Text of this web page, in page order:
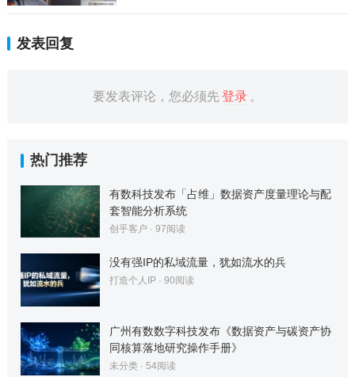
发表回复
要发表评论，您必须先登录 。
热门推荐
有数科技发布「占维」数据资产度量理论与配
套智能分析系统
创乎客户 · 97阅读
没有强IP的私域流量，犹如流水的兵
打造个人IP· 90阅读
广州有数数字科技发布《数据资产与碳资产协
同核算落地研究操作手册》
未分类· 54阅读